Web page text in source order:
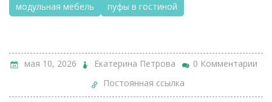
модульная мебель
пуфы в гостиной
мая 10, 2026 Екатерина Петрова
0 Комментарии
Постоянная ссылка